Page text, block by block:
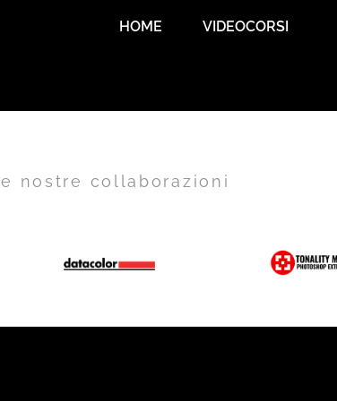
HOME VIDEOCORSI
nostre collaborazioni